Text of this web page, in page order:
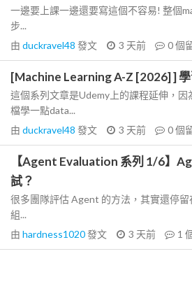
一邊要上課一邊還要寫這個不容易! 整個
步...
由 duckravel48 發文 3 天前 0個
[Machine Learning A-Z [2026] ]
這個系列文章是Udemy上的課程延伸，因
檔學一點data...
由 duckravel48 發文 3 天前 0個
【Agent Evaluation 系列 1/6】
試？
很多團隊評估 Agent 的方法，其實還停
組...
由 hardness1020發文 3 天前 1